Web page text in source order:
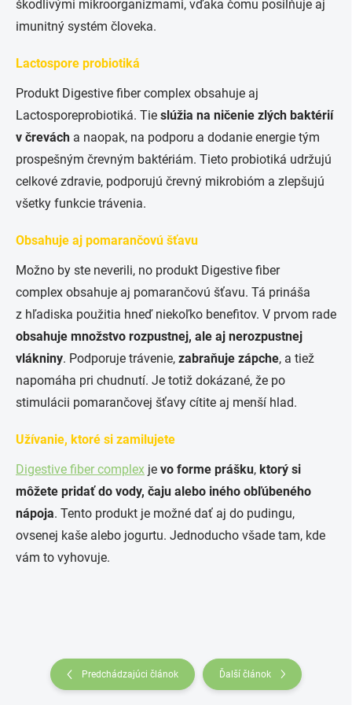
škodlivými mikroorganizmami, vďaka čomu posilňuje aj
imunitný systém človeka.
Lactospore probiotiká
Produkt Digestive fiber complex obsahuje aj
Lactosporeprobiotiká. Tie slúžia na ničenie zlých baktérií
v črevách a naopak, na podporu a dodanie energie tým
prospešným črevným baktériám. Tieto probiotiká udržujú
celkové zdravie, podporujú črevný mikrobióm a zlepšujú
všetky funkcie trávenia.
Obsahuje aj pomarančovú šťavu
Možno by ste neverili, no produkt Digestive fiber
complex obsahuje aj pomarančovú šťavu. Tá prináša
z hľadiska použitia hneď niekoľko benefitov. V prvom rade
obsahuje množstvo rozpustnej, ale aj nerozpustnej
vlákniny. Podporuje trávenie, zabraňuje zápche, a tiež
napomáha pri chudnutí. Je totiž dokázané, že po
stimulácii pomarančovej šťavy cítite aj menší hlad.
Užívanie, ktoré si zamilujete
Digestive fiber complex je vo forme prášku, ktorý si
môžete pridať do vody, čaju alebo iného obľúbeného
nápoja. Tento produkt je možné dať aj do pudingu,
ovsenej kaše alebo jogurtu. Jednoducho všade tam, kde
vám to vyhovuje.
Predchádzajúci článok Ďalší článok